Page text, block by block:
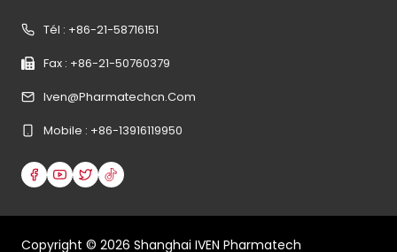
Tél : +86-21-58716151
Fax : +86-21-50760379
Iven@pharmatechcn.com
Mobile : +86-13916119950
Copyright © 2026 Shanghai IVEN Pharmatech